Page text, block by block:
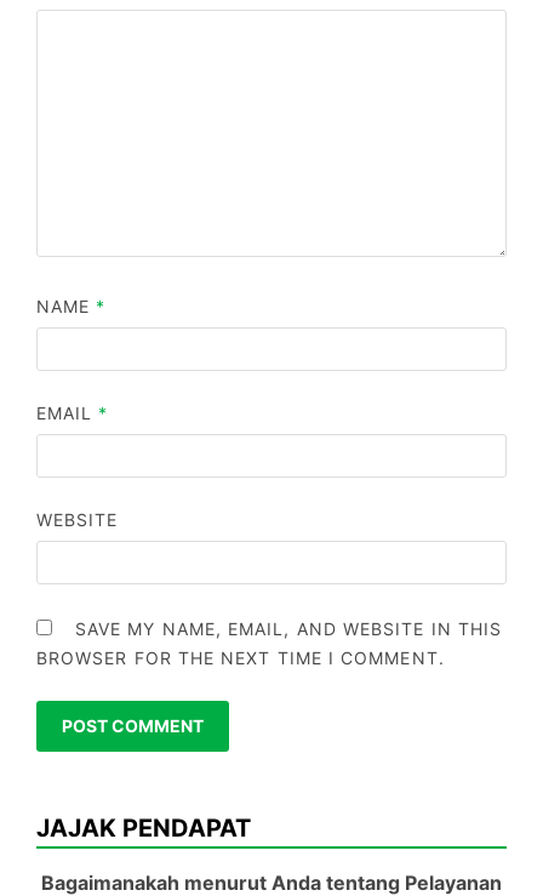
NAME *
EMAIL *
WEBSITE
SAVE MY NAME, EMAIL, AND WEBSITE IN THIS
BROWSER FOR THE NEXT TIME I COMMENT.
JAJAK PENDAPAT
Bagaimanakah menurut Anda tentang Pelayanan